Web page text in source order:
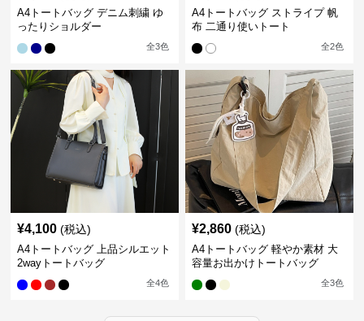
A4トートバッグ デニム刺繍 ゆ
ったりショルダー
全3色
A4トートバッグ ストライプ 帆
布 二通り使いトート
全2色
¥4,100 (税込)
A4トートバッグ 上品シルエット
2wayトートバッグ
全4色
¥2,860 (税込)
A4トートバッグ 軽やか素材 大
容量お出かけトートバッグ
全3色